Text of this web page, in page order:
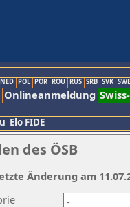
NED POL POR ROU RUS SRB SVK SWE
Onlineanmeldung
Elo FIDE
des ÖSB
Änderung am